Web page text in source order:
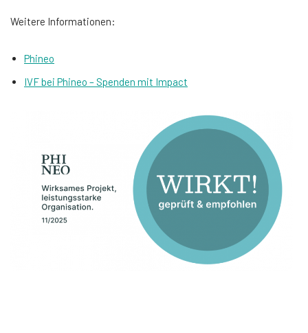
Weitere Informationen:
Phineo
IVF bei Phineo – Spenden mit Impact